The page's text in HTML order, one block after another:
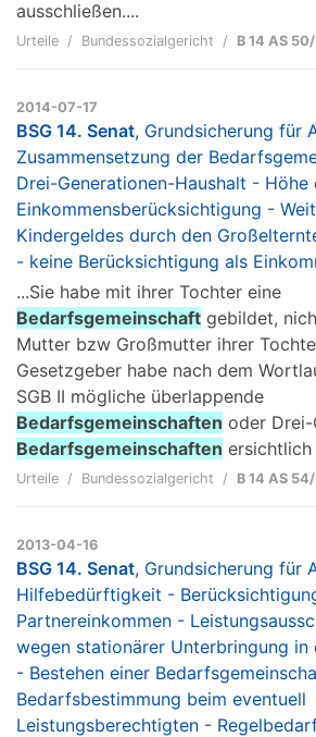
ausschließen....
Urteile Bundessozialgericht B 14 AS 50/
2014-07-17
BSG 14. Senat, Grundsicherung für
Zusammensetzung der
Drei-Generationen-Haushalt -
Einkommensberücksichtigung -
Kindergeldes durch den
- keine Berücksichtigung als
...Sie habe mit ihrer Tochter eine
Bedarfsgemeinschaft gebildet,
Mutter bzw Großmutter ihrer
Gesetzgeber habe nach dem
SGB II mögliche überlappende
Bedarfsgemeinschaften oder
Bedarfsgemeinschaften
Urteile Bundessozialgericht B 14 AS 54/
2013-04-16
BSG 14. Senat, Grundsicherung für
Hilfebedürftigkeit -
Partnereinkommen -
wegen stationärer Unterbringung in
- Bestehen einer
Bedarfsbestimmung beim eventuell
Leistungsberechtigten -